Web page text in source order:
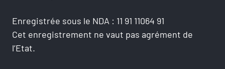
Enregistrée sous le NDA : 11 91 11064 91
Cet enregistrement ne vaut pas agrément de
l’Etat.
Numéro de téléphone